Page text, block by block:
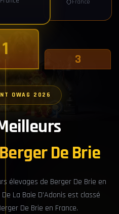
OWAG 2026
De Brie
élevages de Berger De Brie en
La Baie D'Adonis est classé
De Brie en France.
1
France
3